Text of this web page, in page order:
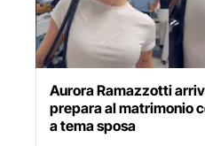
Aurora Ramazzotti
prepara al matrimonio
a tema sposa